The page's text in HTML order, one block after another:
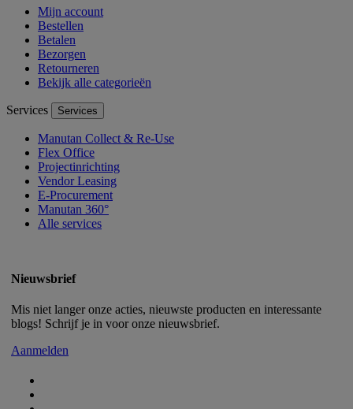
Mijn account
Bestellen
Betalen
Bezorgen
Retourneren
Bekijk alle categorieën
Services Services
Manutan Collect & Re-Use
Flex Office
Projectinrichting
Vendor Leasing
E-Procurement
Manutan 360°
Alle services
Nieuwsbrief
Mis niet langer onze acties, nieuwste producten en interessante
blogs! Schrijf je in voor onze nieuwsbrief.
Aanmelden